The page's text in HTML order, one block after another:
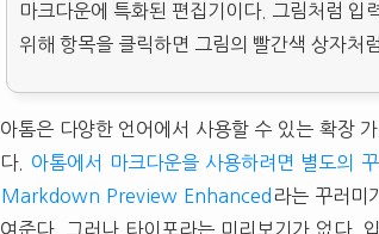
마크다운에 특화된 편집기이다. 그림처럼 입
위해 항목을 클릭하면 그림의 빨간색 상자처
아톰은 다양한 언어에서 사용할 수 있는 확장
다.
아톰에서 마크다운을 사용하려면 별도의 꾸
Markdown Preview Enhanced 라는 꾸러미
여준다. 그러나 타이포라는 미리보기가 없다.